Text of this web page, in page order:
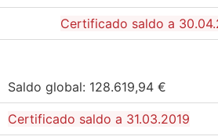
Certificado saldo a
Saldo global: 128.619,94 €
Certificado saldo a 31.03.2019